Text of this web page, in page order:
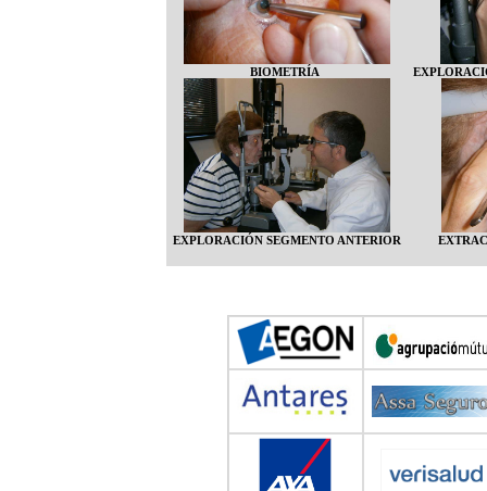
BIOMETRÍA
EXPLORACIÓN SEGMENTO ANTERIOR